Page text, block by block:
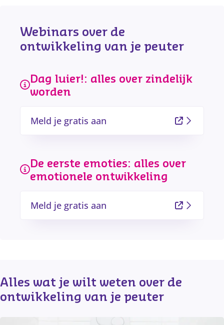
Webinars over de
ontwikkeling van je peuter
Dag luier!: alles over zindelijk
worden
Meld je gratis aan
De eerste emoties: alles over
emotionele ontwikkeling
Meld je gratis aan
Alles wat je wilt weten over de
ontwikkeling van je peuter